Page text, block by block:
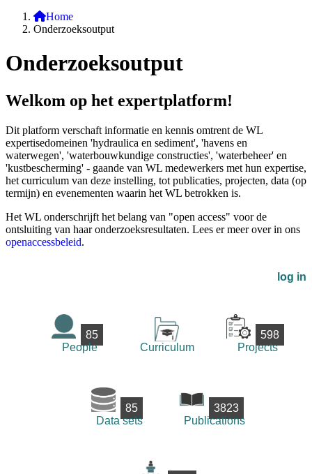
Home
Onderzoeksoutput
Onderzoeksoutput
Welkom op het expertplatform!
Dit platform verschaft informatie en kennis omtrent de WL
expertisedomeinen 'hydraulica en sediment', 'havens en
waterwegen', 'waterbouwkundige constructies', 'waterbeheer' en
'kustbescherming' - gaande van WL medewerkers met hun expertise,
het curriculum van deze instelling, tot publicaties, projecten, data (op
termijn) en evenementen waarin het WL betrokken is.
Het WL onderschrijft het belang van "open access" voor de
ontsluiting van haar onderzoeksresultaten. Lees er meer over in ons
openaccessbeleid.
log in
85
People
Curriculum
598
Projects
85
Data sets
3823
Publications